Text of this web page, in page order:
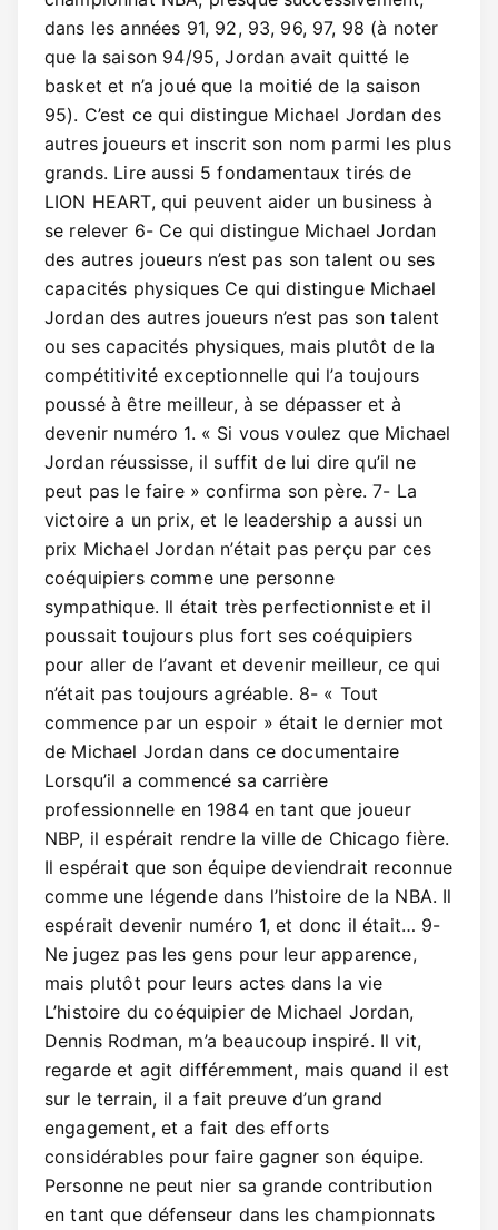
dans les années 91, 92, 93, 96, 97, 98 (à noter
que la saison 94/95, Jordan avait quitté le
basket et n’a joué que la moitié de la saison
95). C’est ce qui distingue Michael Jordan des
autres joueurs et inscrit son nom parmi les plus
grands. Lire aussi 5 fondamentaux tirés de
LION HEART, qui peuvent aider un business à
se relever 6- Ce qui distingue Michael Jordan
des autres joueurs n’est pas son talent ou ses
capacités physiques Ce qui distingue Michael
Jordan des autres joueurs n’est pas son talent
ou ses capacités physiques, mais plutôt de la
compétitivité exceptionnelle qui l’a toujours
poussé à être meilleur, à se dépasser et à
devenir numéro 1. « Si vous voulez que Michael
Jordan réussisse, il suffit de lui dire qu’il ne
peut pas le faire » confirma son père. 7- La
victoire a un prix, et le leadership a aussi un
prix Michael Jordan n’était pas perçu par ces
coéquipiers comme une personne
sympathique. Il était très perfectionniste et il
poussait toujours plus fort ses coéquipiers
pour aller de l’avant et devenir meilleur, ce qui
n’était pas toujours agréable. 8- « Tout
commence par un espoir » était le dernier mot
de Michael Jordan dans ce documentaire
Lorsqu’il a commencé sa carrière
professionnelle en 1984 en tant que joueur
NBP, il espérait rendre la ville de Chicago fière.
Il espérait que son équipe deviendrait reconnue
comme une légende dans l’histoire de la NBA. Il
espérait devenir numéro 1, et donc il était… 9-
Ne jugez pas les gens pour leur apparence,
mais plutôt pour leurs actes dans la vie
L’histoire du coéquipier de Michael Jordan,
Dennis Rodman, m’a beaucoup inspiré. Il vit,
regarde et agit différemment, mais quand il est
sur le terrain, il a fait preuve d’un grand
engagement, et a fait des efforts
considérables pour faire gagner son équipe.
Personne ne peut nier sa grande contribution
en tant que défenseur dans les championnats